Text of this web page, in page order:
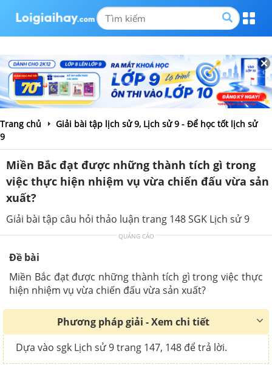
Trang chủ
Giải bài tập lịch sử 9, Lịch sử 9 - Để học tốt lịch sử
9
Miền Bắc đạt được những thành tích gì trong
việc thực hiện nhiệm vụ vừa chiến đấu vừa sản
xuất?
Giải bài tập câu hỏi thảo luận trang 148 SGK Lịch sử 9
QUẢNG CÁO
Đề bài
Miền Bắc đạt được những thành tích gì trong việc thực
hiện nhiệm vụ vừa chiến đấu vừa sản xuất?
Phương pháp giải - Xem chi tiết
Dựa vào sgk Lịch sử 9 trang 147, 148 để trả lời.